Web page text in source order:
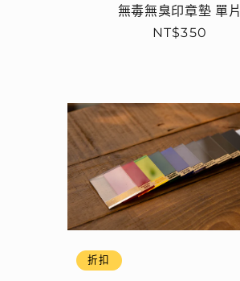
無毒無臭印章墊 單片
定
NT$350
折扣